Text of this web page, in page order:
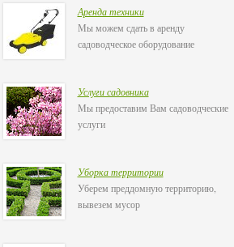
Аренда техники
Мы можем сдать в аренду
садоводческое оборудование
Услуги садовника
Мы предоставим Вам садоводческие
услуги
Уборка территории
Уберем преддомную территорию,
вывезем мусор